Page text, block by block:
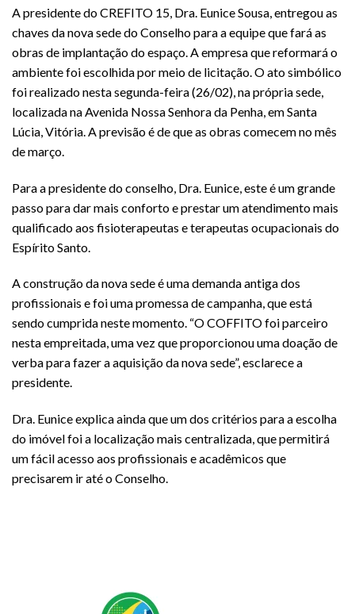
A presidente do CREFITO 15, Dra. Eunice Sousa, entregou as
chaves da nova sede do Conselho para a equipe que fará as
obras de implantação do espaço. A empresa que reformará o
ambiente foi escolhida por meio de licitação. O ato simbólico
foi realizado nesta segunda-feira (26/02), na própria sede,
localizada na Avenida Nossa Senhora da Penha, em Santa
Lúcia, Vitória. A previsão é de que as obras comecem no mês
de março.
Para a presidente do conselho, Dra. Eunice, este é um grande
passo para dar mais conforto e prestar um atendimento mais
qualificado aos fisioterapeutas e terapeutas ocupacionais do
Espírito Santo.
A construção da nova sede é uma demanda antiga dos
profissionais e foi uma promessa de campanha, que está
sendo cumprida neste momento. “O COFFITO foi parceiro
nesta empreitada, uma vez que proporcionou uma doação de
verba para fazer a aquisição da nova sede”, esclarece a
presidente.
Dra. Eunice explica ainda que um dos critérios para a escolha
do imóvel foi a localização mais centralizada, que permitirá
um fácil acesso aos profissionais e acadêmicos que
precisarem ir até o Conselho.